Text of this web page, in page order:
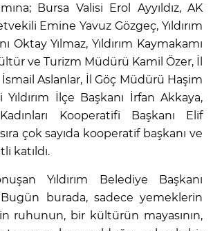
Bursa Valisi Erol Ayyıldız, AK
Emine Yavuz Gözgeç, Yıldırım
Oktay Yılmaz, Yıldırım Kaymakamı
ve Turizm Müdürü Kamil Özer, İl
Aslanlar, İl Göç Müdürü Haşim
İlçe Başkanı İrfan Akkaya,
Kadınları Kooperatifi Başkanı Elif
sıra çok sayıda kooperatif başkanı ve
katıldı.
Yıldırım Belediye Başkanı
burada, sadece yemeklerin
ruhunun, bir kültürün mayasının,